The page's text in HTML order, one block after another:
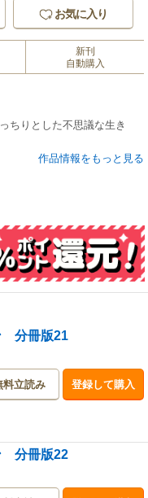
お気に入り
新刊
自動購入
ちりとした不思議な生き
れた「それ」と暮らすこと
作品情報をもっと見る
分冊版21
料立読み 登録して購入
分冊版22